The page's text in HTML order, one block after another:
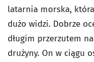
latarnia morska,
dużo widzi. Dobrze
długim przerzutem
drużyny. On w ciągu